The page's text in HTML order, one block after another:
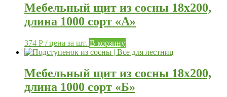
Мебельный щит из сосны 18х200,
длина 1000 сорт «А»
374 Р / цена за шт. В корзину
Мебельный щит из сосны 18х200,
длина 1000 сорт «Б»